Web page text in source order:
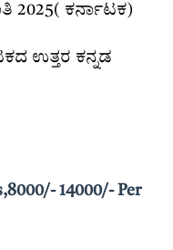
2025( ಕರ್ನಾಟಕ)
ಉತ್ತರ ಕನ್ನಡ
14000/- Per